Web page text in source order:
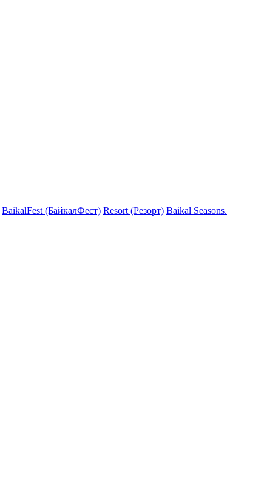
BaikalFest (БайкалФест) Resort (Резорт) Baikal Seasons.